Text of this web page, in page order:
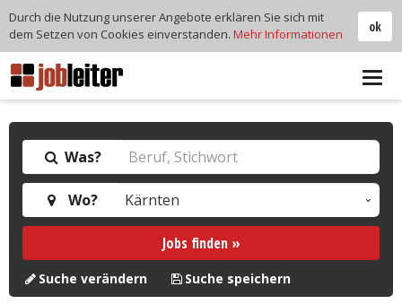
Was?
Wo?
Jobs finden »
Suche verändern Suche speichern
ok
Durch die Nutzung unserer Angebote erklären Sie sich mit
dem Setzen von Cookies einverstanden. Mehr Informationen